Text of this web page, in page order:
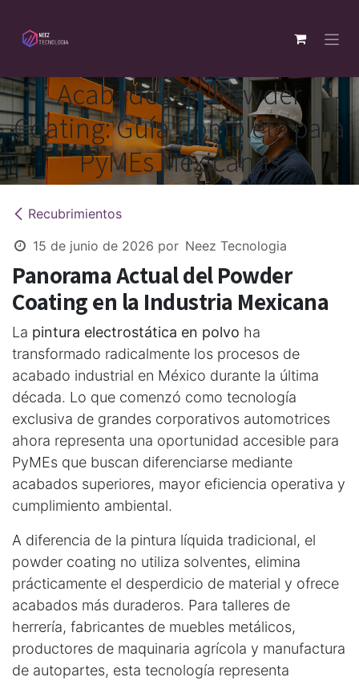
Acabados en Powder
Coating: Guía Completa para
PyMEs Mexicanas
Recubrimientos
15 de junio de 2026 por Neez Tecnologia
Panorama Actual del Powder
Coating en la Industria Mexicana
La pintura electrostática en polvo ha
transformado radicalmente los procesos de
acabado industrial en México durante la última
década. Lo que comenzó como tecnología
exclusiva de grandes corporativos automotrices
ahora representa una oportunidad accesible para
PyMEs que buscan diferenciarse mediante
acabados superiores, mayor eficiencia operativa y
cumplimiento ambiental.
A diferencia de la pintura líquida tradicional, el
powder coating no utiliza solventes, elimina
prácticamente el desperdicio de material y ofrece
acabados más duraderos. Para talleres de
herrería, fabricantes de muebles metálicos,
productores de maquinaria agrícola y manufactura
de autopartes, esta tecnología representa